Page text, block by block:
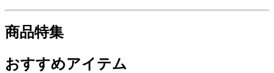
商品特集
おすすめアイテム